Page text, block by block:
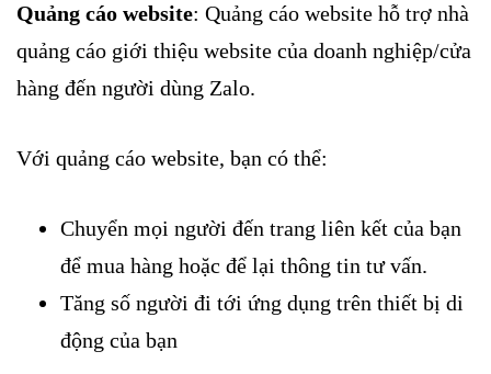
Quảng cáo website: Quảng cáo website hỗ trợ nhà
quảng cáo giới thiệu website của doanh nghiệp/cửa
hàng đến người dùng Zalo.
Với quảng cáo website, bạn có thể:
Chuyển mọi người đến trang liên kết của bạn
để mua hàng hoặc để lại thông tin tư vấn.
Tăng số người đi tới ứng dụng trên thiết bị di
động của bạn